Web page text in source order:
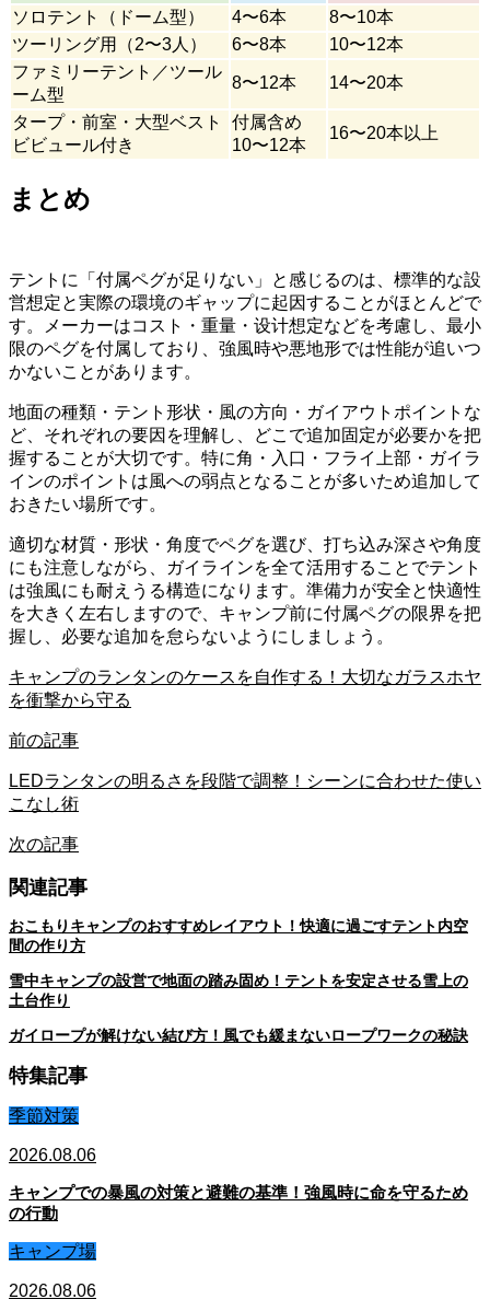
ソロテント（ドーム型）
4〜6本
8〜10本
ツーリング用（2〜3人）
6〜8本
10〜12本
ファミリーテント／ツール
ーム型
8〜12本 14〜20本
タープ・前室・大型ベスト
ビビュール付き
付属含め
10〜12本
16〜20本以上
まとめ
テントに「付属ペグが足りない」と感じるのは、標準的な設
営想定と実際の環境のギャップに起因することがほとんどで
す。メーカーはコスト・重量・设计想定などを考慮し、最小
限のペグを付属しており、強風時や悪地形では性能が追いつ
かないことがあります。
地面の種類・テント形状・風の方向・ガイアウトポイントな
ど、それぞれの要因を理解し、どこで追加固定が必要かを把
握することが大切です。特に角・入口・フライ上部・ガイラ
インのポイントは風への弱点となることが多いため追加して
おきたい場所です。
適切な材質・形状・角度でペグを選び、打ち込み深さや角度
にも注意しながら、ガイラインを全て活用することでテント
は強風にも耐えうる構造になります。準備力が安全と快適性
を大きく左右しますので、キャンプ前に付属ペグの限界を把
握し、必要な追加を怠らないようにしましょう。
キャンプのランタンのケースを自作する！大切なガラスホヤ
を衝撃から守る
前の記事
LEDランタンの明るさを段階で調整！シーンに合わせた使い
こなし術
次の記事
関連記事
おこもりキャンプのおすすめレイアウト！快適に過ごすテント内空
間の作り方
雪中キャンプの設営で地面の踏み固め！テントを安定させる雪上の
土台作り
ガイロープが解けない結び方！風でも緩まないロープワークの秘訣
特集記事
季節対策
2026.08.06
キャンプでの暴風の対策と避難の基準！強風時に命を守るため
の行動
キャンプ場
2026.08.06